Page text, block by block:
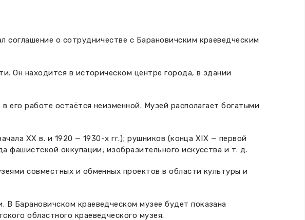
о сотрудничестве с Барановичским краеведческим
Он находится в историческом центре города, в здании
его работе остаётся неизменной. Музей располагает богатыми
XX в. и 1920 — 1930-х гг.); рушников (конца XIX — первой
фашистской оккупации; изобразительного искусства и т. д.
совместных и обменных проектов в области культуры и
Барановичском краеведческом музее будет показана
областного краеведческого музея.